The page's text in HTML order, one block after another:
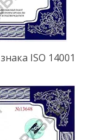
ISO 14001